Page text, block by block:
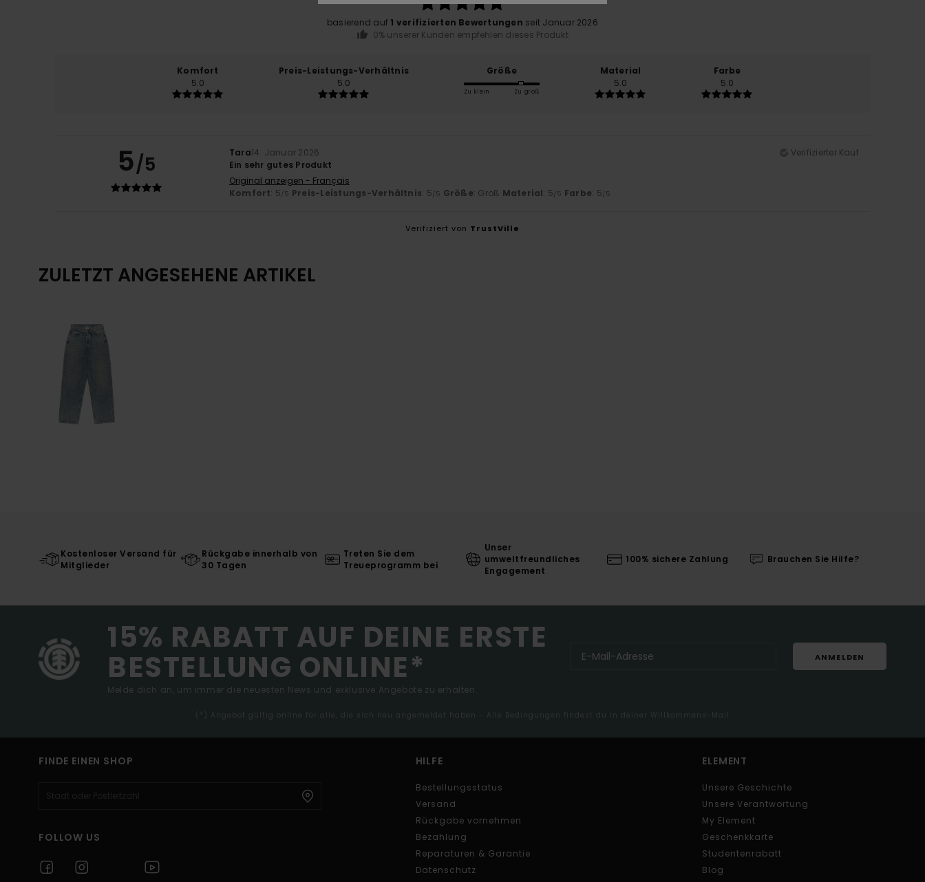
basierend auf 1 verifizierten Bewertungen seit Januar 2026
0% unserer Kunden empfehlen dieses Produkt
Komfort
5.0
Preis-Leistungs-Verhältnis
5.0
Größe
Zu klein Zu groß
Material
5.0
Farbe
5.0
5/5 Tara14. Januar 2026
Verifizierter Kauf
Ein sehr gutes Produkt
Original anzeigen - Français
Komfort: 5/5 Preis-Leistungs-Verhältnis: 5/5 Größe: Groß Material: 5/5 Farbe: 5/5
Verifiziert von TrustVille
ZULETZT ANGESEHENE ARTIKEL
Kostenloser Versand für
Mitglieder
Rückgabe innerhalb von
30 Tagen
Treten Sie dem
Treueprogramm bei
Unser
umweltfreundliches
Engagement
100% sichere Zahlung Brauchen Sie Hilfe?
15% RABATT AUF DEINE ERSTE
BESTELLUNG ONLINE*
Melde dich an, um immer die neuesten News und exklusive Angebote zu erhalten.
ANMELDEN
(*) Angebot gültig online für alle, die sich neu angemeldet haben - Alle Bedingungen findest du in deiner Willkommens-Mail
FINDE EINEN SHOP
FOLLOW US
HILFE
Bestellungsstatus
Versand
Rückgabe vornehmen
Bezahlung
Reparaturen & Garantie
Datenschutz
ELEMENT
Unsere Geschichte
Unsere Verantwortung
My Element
Geschenkkarte
Studentenrabatt
Blog